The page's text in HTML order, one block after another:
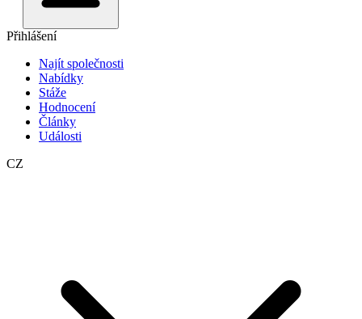
Přihlášení
Najít společnosti
Nabídky
Stáže
Hodnocení
Články
Události
CZ